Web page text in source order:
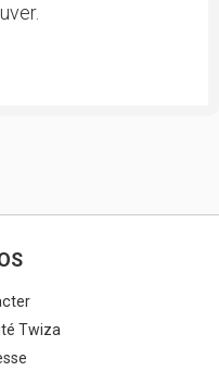
Twiza